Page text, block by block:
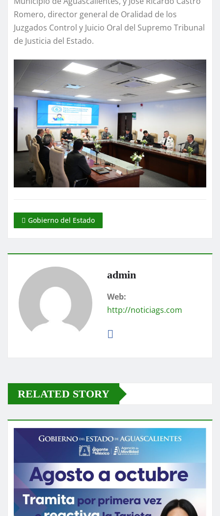
Romero, director general de Oralidad de los
Juzgados Control y Juicio Oral del Supremo Tribunal
de Justicia del Estado.
Gobierno del Estado
admin
Web:
http://noticiags.com
RELATED STORY